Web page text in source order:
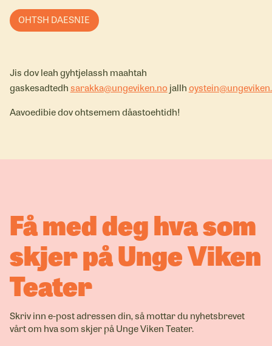
OHTSH DAESNIE
Jis dov leah gyhtjelassh maahtah
gaskesadtedhsarakka@ungeviken.nojallh
Aavoedibie dov ohtsemem dåastoehtidh!
Få med deg hva som
skjer på Unge Viken
Teater
Skriv inn e-post adressen din, så mottar du nyhetsbrevet
vårt om hva som skjer på Unge Viken Teater.